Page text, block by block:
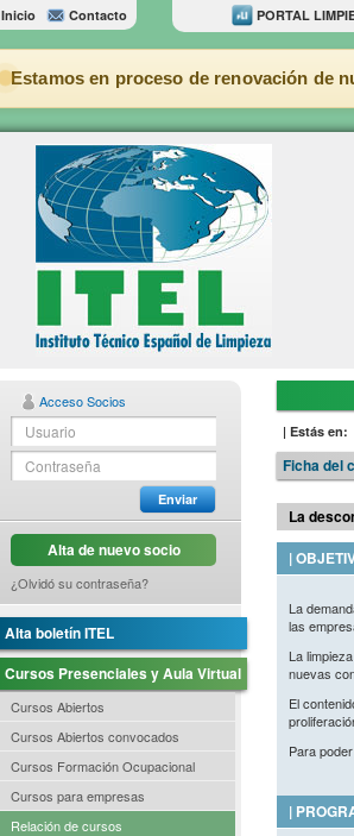
Inicio Contacto PORTAL
Estamos en proceso de renovación de
Acceso Socios
Enviar
Alta de nuevo socio
¿Olvidó su contraseña?
Alta boletín ITEL
Cursos Presenciales y Aula Virtual
Cursos Abiertos
Cursos Abiertos convocados
Cursos Formación Ocupacional
Cursos para empresas
Relación de cursos
| Estás en:
Ficha del
La
|
La
las
La
nuevas
El
Para
|